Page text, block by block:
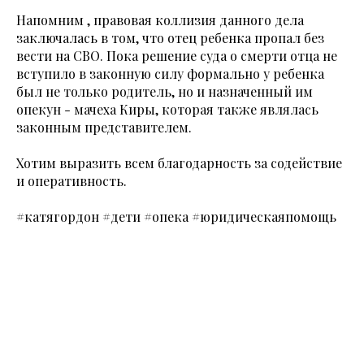
Напомним , правовая коллизия данного дела
заключалась в том, что отец ребенка пропал без
вести на СВО. Пока решение суда о смерти отца не
вступило в законную силу формально у ребенка
был не только родитель, но и назначенный им
опекун - мачеха Киры, которая также являлась
законным представителем.
Хотим выразить всем благодарность за содействие
и оперативность.
#катягордон #дети #опека #юридическаяпомощь